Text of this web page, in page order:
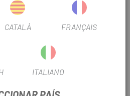
de luces en escenarios de la
un flujo de luz suficiente y
para garantizar no solo
y anochecer.
x4 (HL.) / 10 llumens, LED x5
CATALÀ FRANÇAIS
ITALIANO